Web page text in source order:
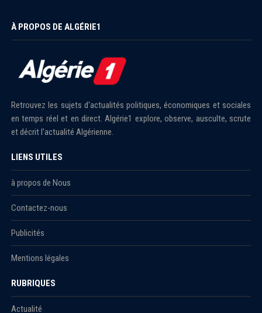
À PROPOS DE ALGÉRIE1
Retrouvez les sujets d'actualités politiques, économiques et sociales
en temps réel et en direct. Algérie1 explore, observe, ausculte, scrute
et décrit l'actualité Algérienne.
LIENS UTILES
à propos de Nous
Contactez-nous
Publicités
Mentions légales
RUBRIQUES
Actualité